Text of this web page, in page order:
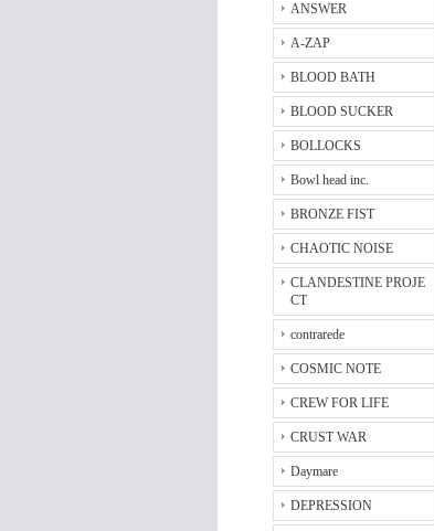
ANSWER
A-ZAP
BLOOD BATH
BLOOD SUCKER
BOLLOCKS
Bowl head inc.
BRONZE FIST
CHAOTIC NOISE
CLANDESTINE PROJE
CT
contrarede
COSMIC NOTE
CREW FOR LIFE
CRUST WAR
Daymare
DEPRESSION